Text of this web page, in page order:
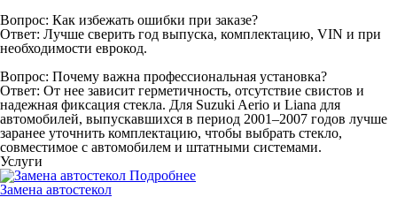
Вопрос: Как избежать ошибки при заказе?
Ответ: Лучше сверить год выпуска, комплектацию, VIN и при
необходимости еврокод.
Вопрос: Почему важна профессиональная установка?
Ответ: От нее зависит герметичность, отсутствие свистов и
надежная фиксация стекла. Для Suzuki Aerio и Liana для
автомобилей, выпускавшихся в период 2001–2007 годов лучше
заранее уточнить комплектацию, чтобы выбрать стекло,
совместимое с автомобилем и штатными системами.
Услуги
Подробнее
Замена автостекол